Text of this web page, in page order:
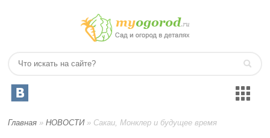
Главная »НОВОСТИ» Сакаи, Монклер и будущее время